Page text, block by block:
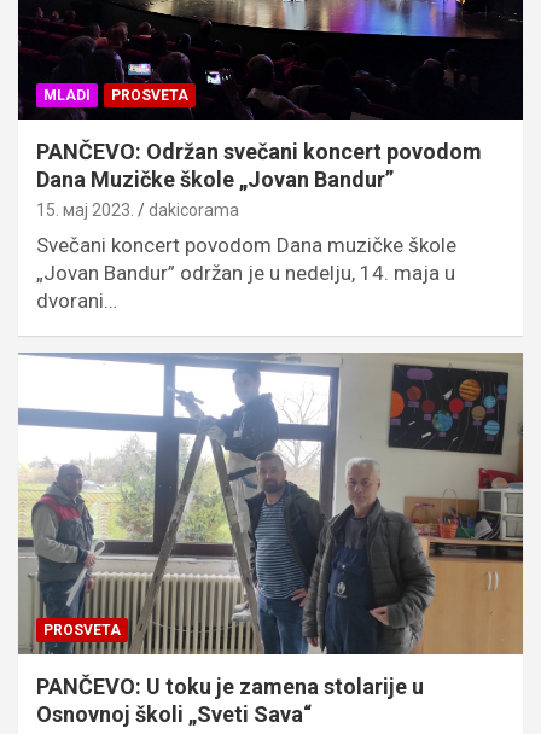
MLADI PROSVETA
PANČEVO: Održan svečani koncert povodom
Dana Muzičke škole „Jovan Bandur”
15. мај 2023. dakicorama
Svečani koncert povodom Dana muzičke škole
„Jovan Bandur” održan je u nedelju, 14. maja u
dvorani…
PROSVETA
PANČEVO: U toku je zamena stolarije u
Osnovnoj školi „Sveti Sava“